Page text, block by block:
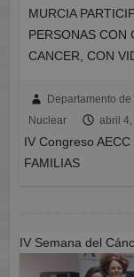
MURCIA
PERSONAS CON
CANCER, CON
Departamento
Nuclear
abril
IV Congreso
FAMILIAS
IV Semana del